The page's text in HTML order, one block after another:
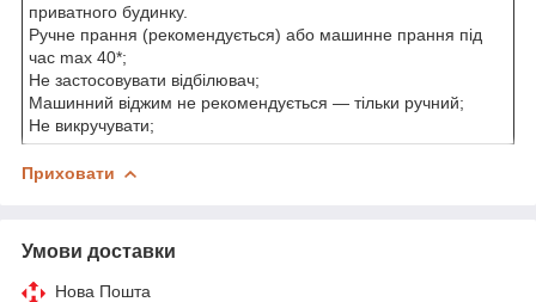
приватного будинку.
Ручне прання (рекомендується) або машинне прання під
час max 40*;
Не застосовувати відбілювач;
Машинний віджим не рекомендується — тільки ручний;
Не викручувати;
Приховати
Умови доставки
Нова Пошта